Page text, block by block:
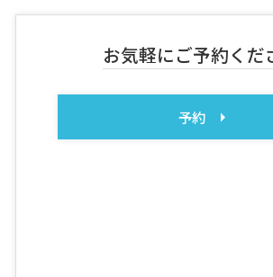
お気軽にご予約くだ
予約